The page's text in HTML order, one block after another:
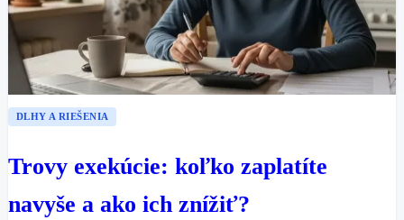
DLHY A RIEŠENIA
Trovy exekúcie: koľko zaplatíte
navyše a ako ich znížiť?